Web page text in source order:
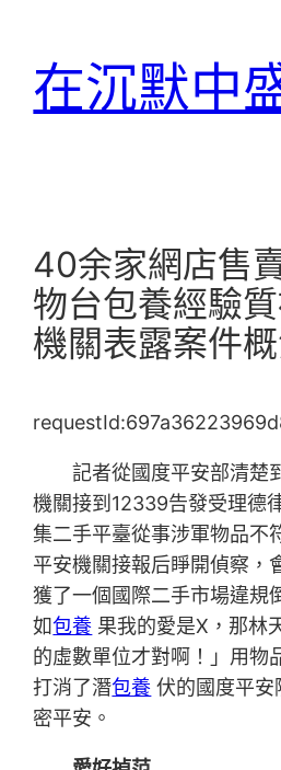
在沉默中
40余家網店售
物台包養經驗
機關表露案件
記者從國度平安部清楚
機關接到12339告發受理德
集二手平臺從事涉軍物品不
平安機關接報后睜開偵察，
獲了一個國際二手市場違規
如包養 果我的愛是X，那林
的虛數單位才對啊！」用物
打消了潛包養 伏的國度平安
密平安。